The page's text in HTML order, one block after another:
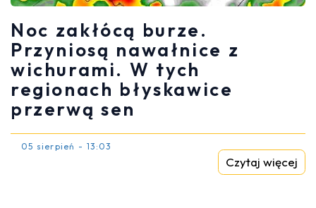
Noc zakłócą burze.
Przyniosą nawałnice z
wichurami. W tych
regionach błyskawice
przerwą sen
05 sierpień - 13:03
Czytaj więcej